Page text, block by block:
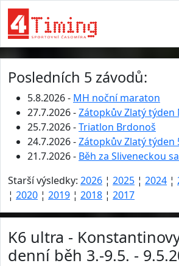
Posledních 5 závodů:
5.8.2026 - MH noční maraton
27.7.2026 -Zátopkův Zlatý týden
25.7.2026 -Triatlon Brdonoš
24.7.2026 -Zátopkův Zlatý týden
21.7.2026 - Běh za Sliveneckou
Starší výsledky: 2026 ¦ 2025 ¦ 2024 ¦
¦ 2020 ¦ 2019 ¦ 2018 ¦ 2017
K6 ultra -
denní běh 3.-9.5. -